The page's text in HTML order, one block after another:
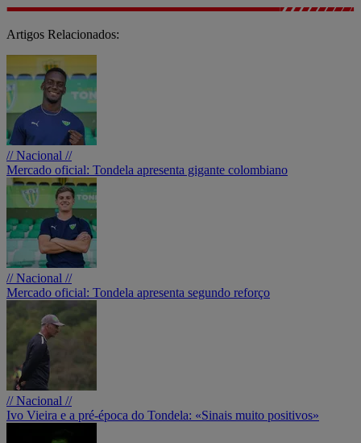
Artigos Relacionados:
// Nacional //
Mercado oficial: Tondela apresenta gigante colombiano
// Nacional //
Mercado oficial: Tondela apresenta segundo reforço
// Nacional //
Ivo Vieira e a pré-época do Tondela: «Sinais muito positivos»